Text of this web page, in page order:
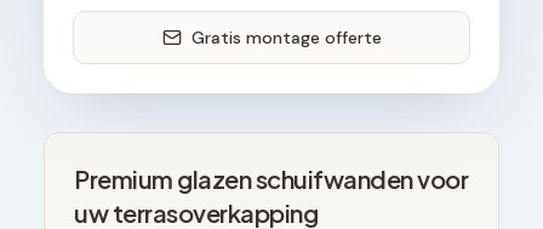
Gratis montage offerte
Premium glazen schuifwanden voor
uw terrasoverkapping